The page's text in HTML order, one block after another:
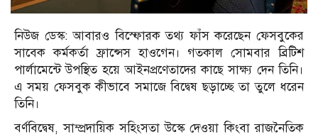
নিউজ ডেস্ক: আবারও বিস্ফোরক তথ্য ফাঁস করেছেন ফেসবুকের
সাবেক কর্মকর্তা ফ্রান্সেস হাওগেন। গতকাল সোমবার ব্রিটিশ
পার্লামেন্টে উপস্থিত হয়ে আইনপ্রণেতাদের কাছে সাক্ষ্য দেন তিনি।
এ সময় ফেসবুক কীভাবে সমাজে বিদ্বেষ ছড়াচ্ছে তা তুলে ধরেন
তিনি।
বর্ণবিদ্বেষ, সাম্প্রদায়িক সহিংসতা উস্কে দেওয়া কিংবা রাজনৈতিক